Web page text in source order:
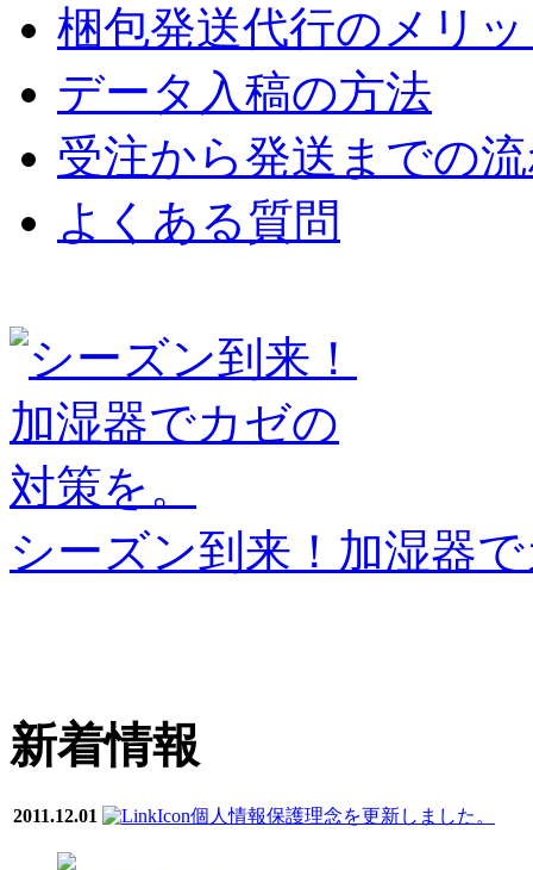
梱包発送代行のメリ
データ入稿の方法
受注から発送までの
よくある質問
シーズン到来！加湿器
新着情報
2011.12.01 個人情報保護理念を更新しました。